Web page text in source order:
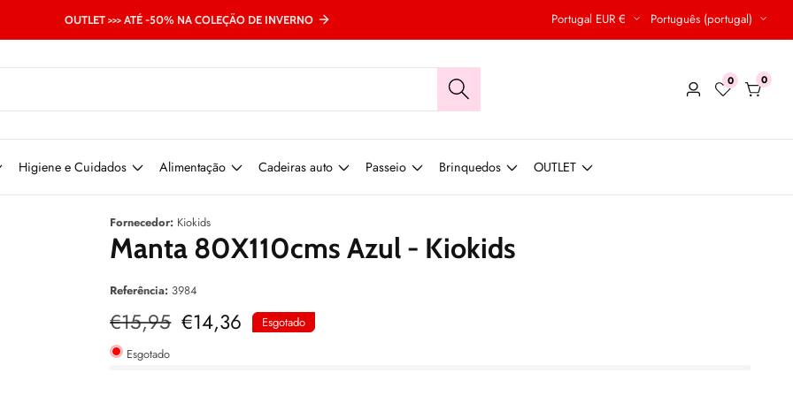
OUTLET >>> ATÉ -50% NA COLEÇÃO DE INVERNO Portugal EUR € Português (portugal)
Conecte-
0 00
Higiene e Cuidados Alimentação Cadeiras auto Passeio Brinquedos
OUTLET
Fornecedor: Kiokids
Manta 80X110cms Azul - Kiokids
Referência: 3984
Preço
normal
€15,95 Preço
de
€14,36
Esgotado
Esgotado